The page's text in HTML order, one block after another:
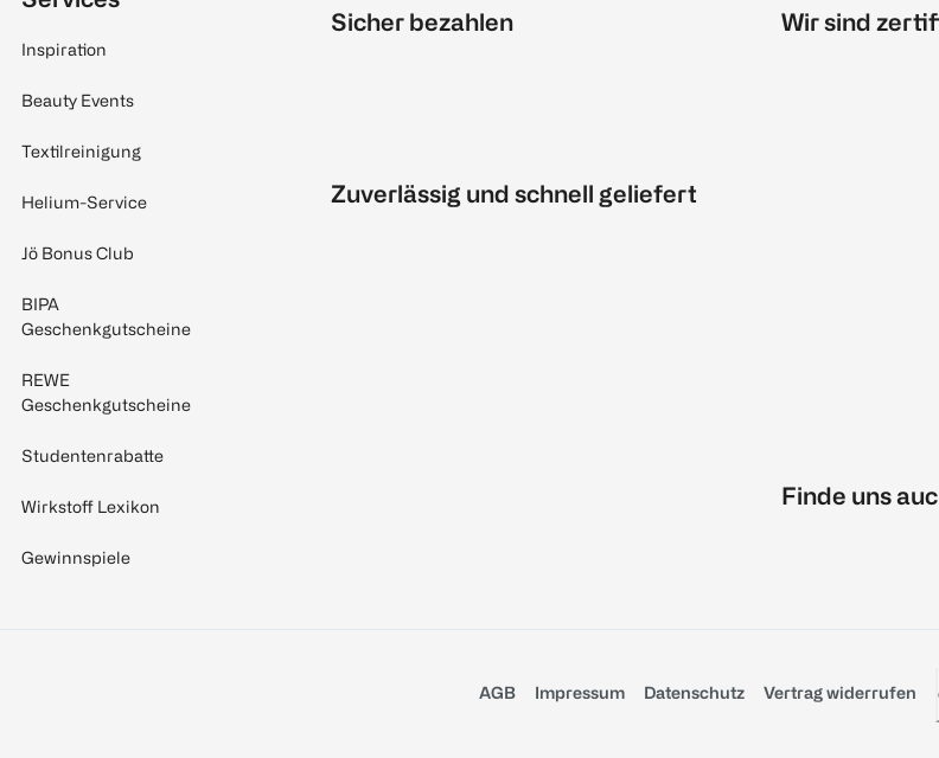
Inspiration
Beauty Events
Textilreinigung
Helium-Service
Jö Bonus Club
BIPA
Geschenkgutscheine
REWE
Geschenkgutscheine
Studentenrabatte
Wirkstoff Lexikon
Gewinnspiele
Sicher bezahlen
Zuverlässig und schnell geliefert
Wir sind
Finde uns
AGB Impressum Datenschutz Vertrag widerrufen